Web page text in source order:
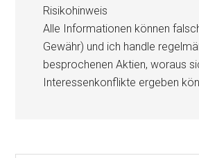
Risikohinweis
Alle Informationen können
Gewähr) und ich handle
besprochenen Aktien, woraus
Interessenkonflikte ergeben